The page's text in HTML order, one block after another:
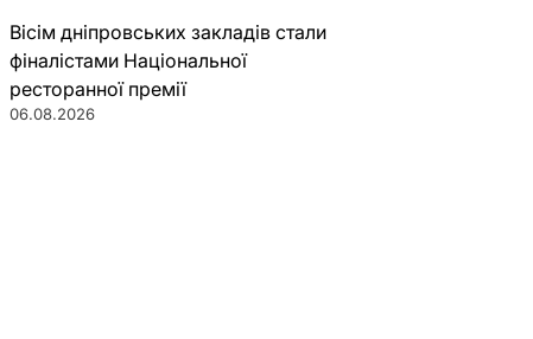
Вісім дніпровських закладів стали
фіналістами Національної
ресторанної премії
06.08.2026